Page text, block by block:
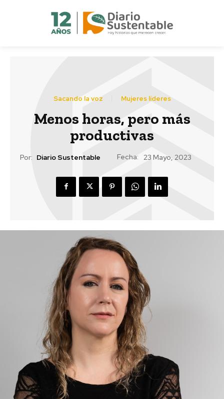
Sacando la voz Mujeres líderes
Menos horas, pero más
productivas
Por: Diario Sustentable Fecha: 23 Mayo, 2023